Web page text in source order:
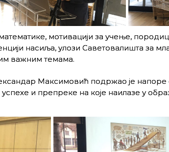
мотивацији за учење,
насиља, улози Саветовалишта за
важним темама.
Максимовић подржао је напоре
и препреке на које наилазе у